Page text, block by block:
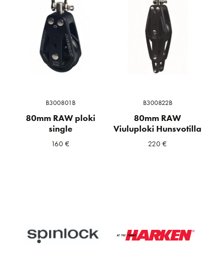
B300801B
80mm RAW ploki
single
160€
B300822B
80mm RAW
Viuluploki Hunsvotilla
220€